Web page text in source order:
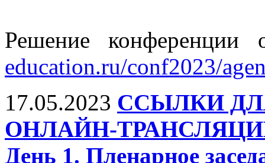
Решение конференции
education.ru/conf2023/
17.05.2023 ССЫЛКИ
ОНЛАЙН-
День 1. Пленарное